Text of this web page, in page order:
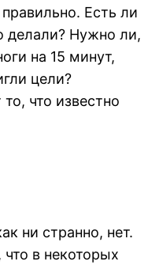
Есть ли
делали? Нужно ли,
на 15 минут,
цели?
что известно
ни странно, нет.
что в некоторых